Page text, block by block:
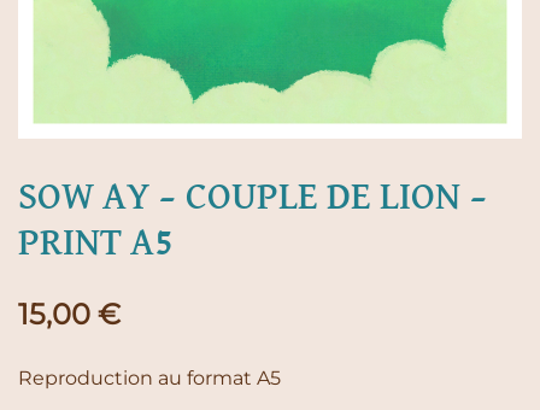
SOW AY – COUPLE DE LION –
PRINT A5
15,00 €
Reproduction au format A5